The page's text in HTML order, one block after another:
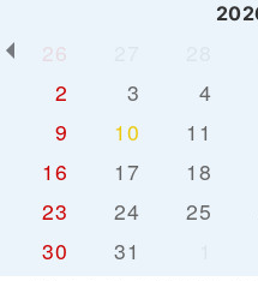
26
2
3 4
9
10 11
16
17 18
23
24 25
30
31